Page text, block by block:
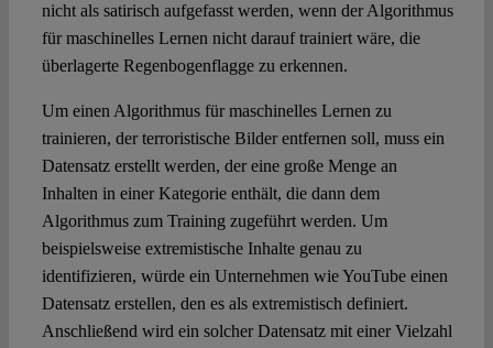
nicht als satirisch aufgefasst werden, wenn der Algorithmus
für maschinelles Lernen nicht darauf trainiert wäre, die
überlagerte Regenbogenflagge zu erkennen.
Um einen Algorithmus für maschinelles Lernen zu
trainieren, der terroristische Bilder entfernen soll, muss ein
Datensatz erstellt werden, der eine große Menge an
Inhalten in einer Kategorie enthält, die dann dem
Algorithmus zum Training zugeführt werden. Um
beispielsweise extremistische Inhalte genau zu
identifizieren, würde ein Unternehmen wie YouTube einen
Datensatz erstellen, den es als extremistisch definiert.
Anschließend wird ein solcher Datensatz mit einer Vielzahl